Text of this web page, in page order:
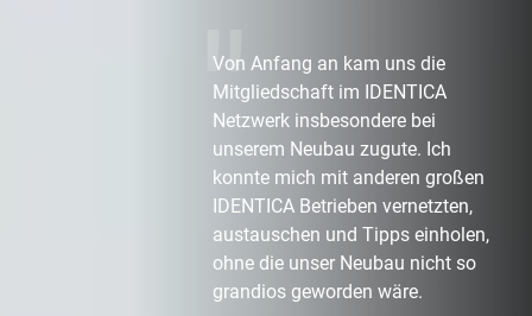
Von Anfang an kam uns die
Mitgliedschaft im IDENTICA
Netzwerk insbesondere bei
unserem Neubau zugute. Ich
konnte mich mit anderen großen
IDENTICA Betrieben vernetzten,
austauschen und Tipps einholen,
ohne die unser Neubau nicht so
grandios geworden wäre.